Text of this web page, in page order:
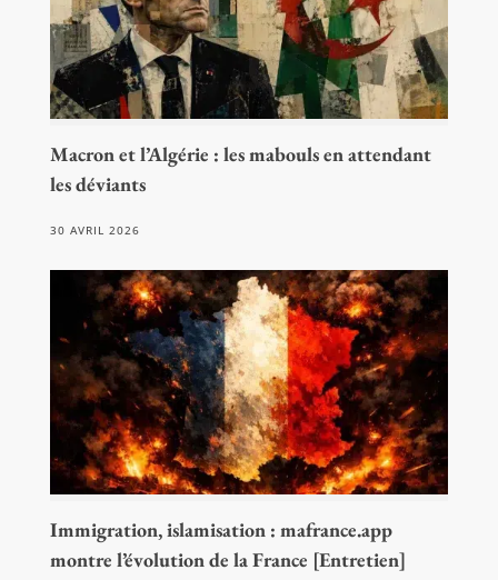
Macron et l’Algérie : les mabouls en attendant
les déviants
30 AVRIL 2026
Immigration, islamisation : mafrance.app
montre l’évolution de la France [Entretien]